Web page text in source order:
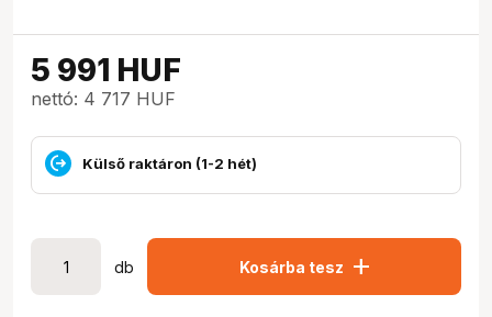
5 991 HUF
nettó: 4 717 HUF
Külső raktáron (1-2 hét)
db Kosárba tesz add